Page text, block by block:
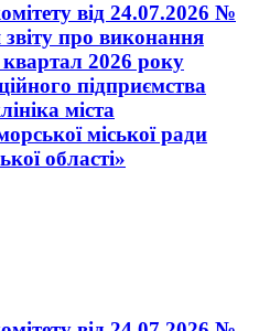
від 24.07.2026 №
про виконання
2026 року
підприємства
міста
міської ради
області»